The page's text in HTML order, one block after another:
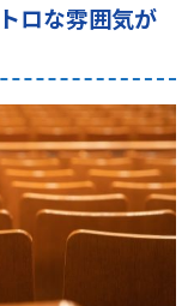
ロな雰囲気が